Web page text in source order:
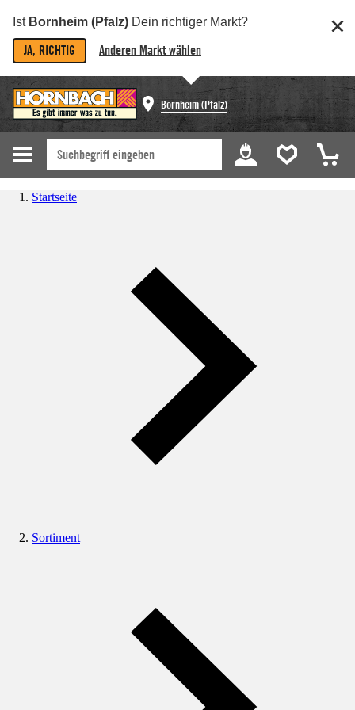
Ist Bornheim (Pfalz) Dein richtiger Markt?
JA, RICHTIG Anderen Markt wählen
Bornheim (Pfalz)
Startseite
Sortiment